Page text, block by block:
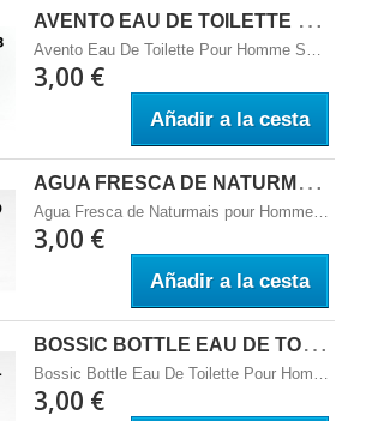
A
VENTO EAU DE TOILETTE POUR HOMME SPRAY 100 ML - SUNSET WORLD FRAGANCES
3,00 €
Añadir a la cesta
A
GUA FRESCA DE NATURMAIS POUR HOMME EAU DE TOILETTE SPRAY 100 ML - SUNSET WORLD FRAGANCES
3,00 €
Añadir a la cesta
B
OSSIC BOTTLE EAU DE TOILETTE POUR HOMME SPRAY 100 ML - SUNSET WORLD FRAGANCES
3,00 €